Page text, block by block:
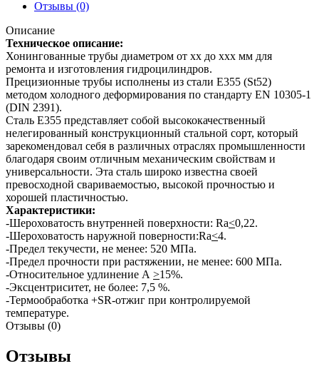
Отзывы (0)
Описание
Техническое описание:
Хонингованные трубы диаметром от хх до ххх мм для
ремонта и изготовления гидроцилиндров.
Прецизионные трубы исполнены из стали E355 (St52)
методом холодного деформирования по стандарту EN 10305-1
(DIN 2391).
Сталь E355 представляет собой высококачественный
нелегированный конструкционный стальной сорт, который
зарекомендовал себя в различных отраслях промышленности
благодаря своим отличным механическим свойствам и
универсальности. Эта сталь широко известна своей
превосходной свариваемостью, высокой прочностью и
хорошей пластичностью.
Характеристики:
-Шероховатость внутренней поверхности: Ra<0,22.
-Шероховатость наружной поверности:Ra<4.
-Предел текучести, не менее: 520 МПа.
-Предел прочности при растяжении, не менее: 600 МПа.
-Относительное удлинение A >15%.
-Эксцентриситет, не более: 7,5 %.
-Термообработка +SR-отжиг при контролируемой
температуре.
Отзывы (0)
Отзывы